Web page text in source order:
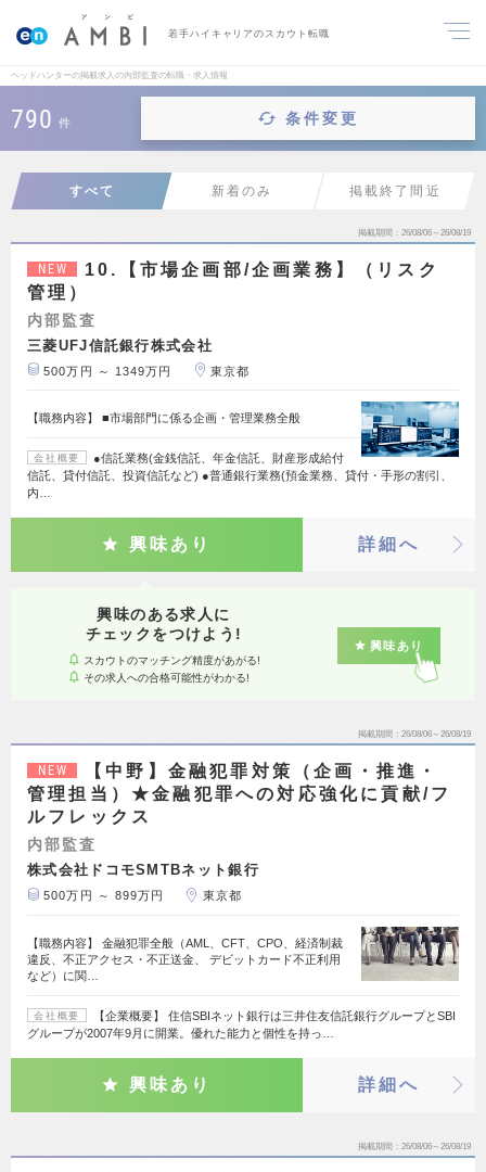
若手ハイキャリアのスカウト転職
ヘッドハンターの掲載求人の内部監査の転職・求人情報
790 件 条件変更
すべて 新着のみ 掲載終了間近
掲載期間 26/08/06～26/08/19
NEW
10.【市場企画部/企画業務】（リスク
管理）
内部監査
三菱UFJ信託銀行株式会社
500万円 ～ 1349万円 東京都
【職務内容】 ■市場部門に係る企画・管理業務全般
会社概要
●信託業務(金銭信託、年金信託、財産形成給付
信託、貸付信託、投資信託など) ●普通銀行業務(預金業務、貸付・手形の割引、
内…
興味あり 詳細へ
興味のある求人に
チェックをつけよう!
スカウトのマッチング精度があがる!
その求人への合格可能性がわかる!
興味あり
掲載期間 26/08/06～26/08/19
NEW
【中野】金融犯罪対策（企画・推進・
管理担当）★金融犯罪への対応強化に貢献/フ
ルフレックス
内部監査
株式会社ドコモSMTBネット銀行
500万円 ～ 899万円 東京都
【職務内容】 金融犯罪全般（AML、CFT、CPO、経済制裁
違反、不正アクセス・不正送金、 デビットカード不正利用
など）に関…
会社概要
【企業概要】 住信SBIネット銀行は三井住友信託銀行グループとSBI
グループが2007年9月に開業。優れた能力と個性を持っ…
興味あり 詳細へ
掲載期間 26/08/06～26/08/19